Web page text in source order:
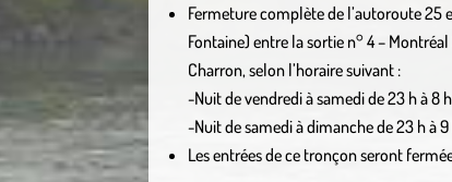
Fermeture complète de l’autoroute
Fontaine) entre la sortie n° 4 –
Charron, selon l’horaire suivant :
-Nuit de vendredi à samedi de 23 h à 8 h
-Nuit de samedi à dimanche de 23 h à 9
Les entrées de ce tronçon seront